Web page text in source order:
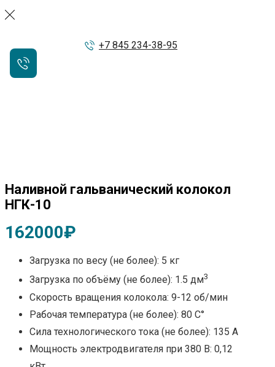
+7 845 234-38-95
Наливной гальванический колокол
НГК-10
162000₽
Загрузка по весу (не более): 5 кг
Загрузка по объёму (не более): 1.5 дм3
Скорость вращения колокола: 9-12 об/мин
Рабочая температура (не более): 80 С°
Сила технологического тока (не более): 135 А
Мощность электродвигателя при 380 В: 0,12